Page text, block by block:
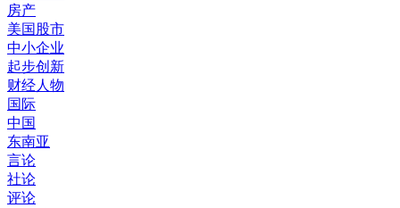
房产
美国股市
中小企业
起步创新
财经人物
国际
中国
东南亚
言论
社论
评论